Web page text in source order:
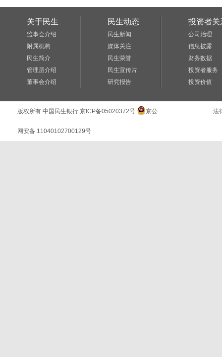
关于民生
监事会介绍
附属机构
民生简介
管理层介绍
董事会介绍
民生动态
民生新闻
媒体关注
民生荣誉
民生宣传片
研究报告
投资者关
公司治理
信息披露
财务数据
投资者服务
投资价值
版权所有:中国民生银行 京ICP备05020372号 京公
网安备 11040102700129号
法